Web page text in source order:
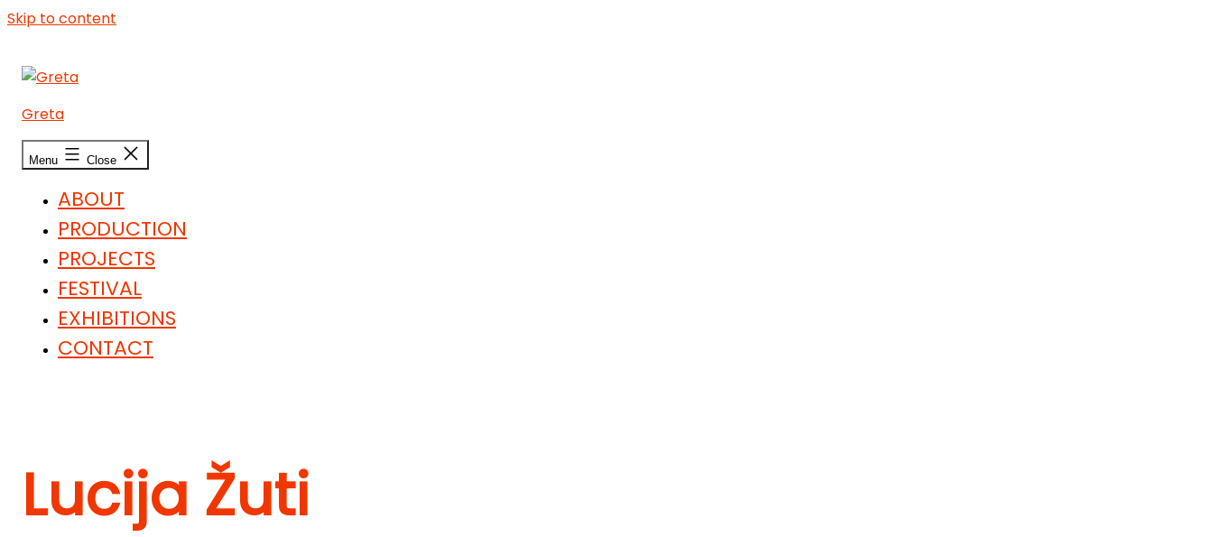
Skip to content
Greta
Menu Close
ABOUT
PRODUCTION
PROJECTS
FESTIVAL
EXHIBITIONS
CONTACT
Lucija Žuti